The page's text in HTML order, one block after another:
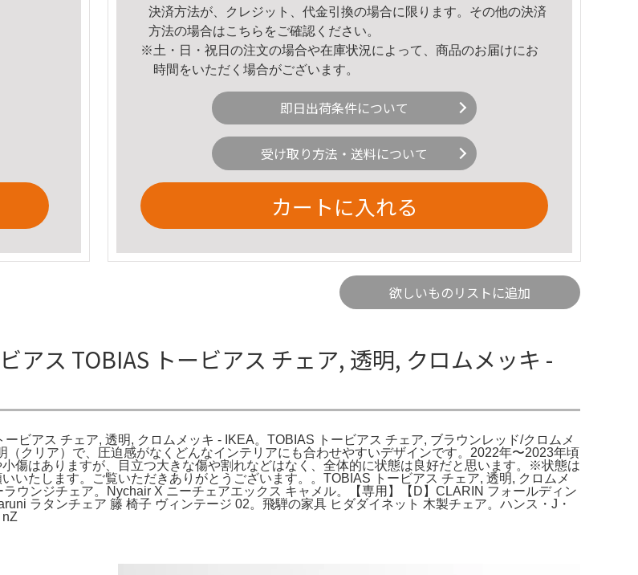
決済方法が、クレジット、代金引換の場合に限ります。その他の決済
方法の場合はこちら をご確認ください。
※土・日・祝日の注文の場合や在庫状況によって、商品のお届けにお
時間をいただく場合がございます。
即日出荷条件について
受け取り方法・送料について
カートに入れる
欲しいものリストに追加
アス TOBIAS トービアス チェア, 透明, クロムメッキ -
ビアス チェア, 透明, クロムメッキ - IKEA。TOBIAS トービアス チェア, ブラウンレッド/クロムメ
クリア）で、圧迫感がなくどんなインテリアにも合わせやすいデザインです。2022年〜2023年頃
傷はありますが、目立つ大きな傷や割れなどはなく、全体的に状態は良好だと思います。※状態は
いたします。ご覧いただきありがとうございます。。TOBIAS トービアス チェア, 透明, クロムメ
ウンジチェア。Nychair X ニーチェアエックス キャメル。【専用】【D】CLARIN フォールディン
ラタンチェア 籐 椅子 ヴィンテージ 02。飛騨の家具 ヒダダイネット 木製チェア。ハンス・J・